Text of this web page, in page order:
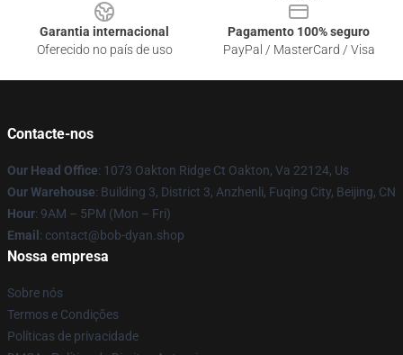
Garantia internacional
Oferecido no país de uso
Pagamento 100% seguro
PayPal / MasterCard / Visa
Contacte-nos
Our Head Office: 1073 Oakton Ridge Ct Oakton, Va 22124, Us
Our Warehouse: Building 3, District 3, Anzhenli, Fuqing City, Beijing, CN
Hour: 9AM – 5PM (Mon – Fri)
Email : contact@bob-dyan.shop
Nossa empresa
Sobre nós
Termos e Condições
Políticas de privacidade